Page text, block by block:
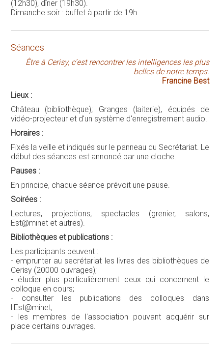
(12h30), dîner (19h30).
Dimanche soir : buffet à partir de 19h.
Séances
Être à Cerisy, c'est rencontrer les intelligences les plus
belles de notre temps.
Francine Best
Lieux :
Château (bibliothèque); Granges (laiterie), équipés de
vidéo-projecteur et d'un système d'enregistrement audio.
Horaires :
Fixés la veille et indiqués sur le panneau du Secrétariat. Le
début des séances est annoncé par une cloche.
Pauses :
En principe, chaque séance prévoit une pause.
Soirées :
Lectures, projections, spectacles (grenier, salons,
Est@minet et autres).
Bibliothèques et publications :
Les participants peuvent :
- emprunter au secrétariat les livres des bibliothèques de
Cerisy (20000 ouvrages);
- étudier plus particulièrement ceux qui concernent le
colloque en cours;
- consulter les publications des colloques dans
l'Est@minet,
- les membres de l'association pouvant acquérir sur
place certains ouvrages.